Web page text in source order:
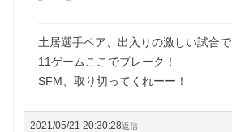
土居選手ペア、出入りの激しい試合
11ゲームここでブレーク！
SFM、取り切ってくれーー！
2021/05/21 20:30:28返信